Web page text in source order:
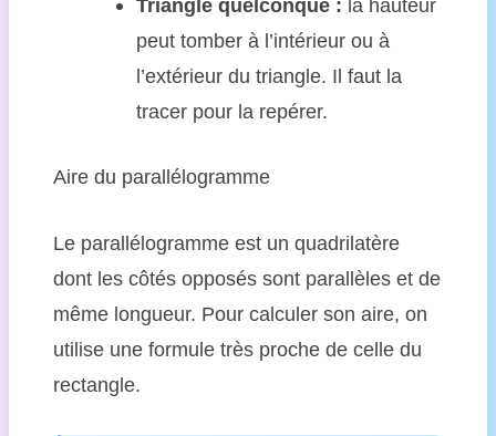
Triangle quelconque : la hauteur
peut tomber à l’intérieur ou à
l’extérieur du triangle. Il faut la
tracer pour la repérer.
Aire du parallélogramme
Le parallélogramme est un quadrilatère
dont les côtés opposés sont parallèles et de
même longueur. Pour calculer son aire, on
utilise une formule très proche de celle du
rectangle.